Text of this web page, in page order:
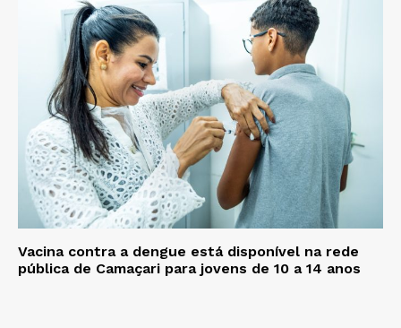
Vacina contra a dengue está disponível na rede
pública de Camaçari para jovens de 10 a 14 anos